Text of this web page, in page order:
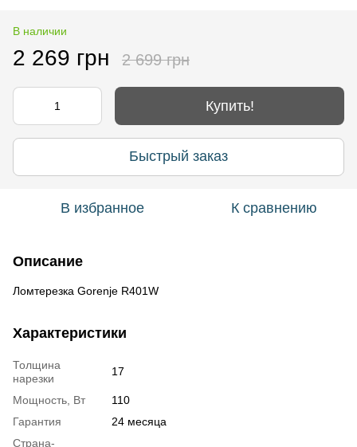
В наличии
2 269 грн 2 699 грн
Купить!
Быстрый заказ
В избранное К сравнению
Описание
Ломтерезка Gorenje R401W
Характеристики
Толщина
нарезки
17
Мощность, Вт
110
Гарантия
24 месяца
Страна-